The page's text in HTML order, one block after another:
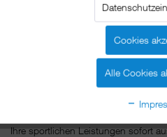
Machen Sie mit xMount@Bike das
Fahrt bringen oder entspannen Sie
mit xMount@Bike wird das iPhone
Falls Sie auch mal in Gesellschaft
Ihre sportlichen Leistungen sofort
Cookies
Alle Cookies